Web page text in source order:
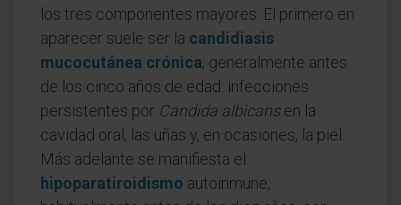
los tres componentes mayores. El primero en
aparecer suele ser la candidiasis
mucocutánea crónica, generalmente antes
de los cinco años de edad: infecciones
persistentes por Candida albicansen la
cavidad oral, las uñas y, en ocasiones, la piel.
Más adelante se manifiesta el
hipoparatiroidismo autoinmune,